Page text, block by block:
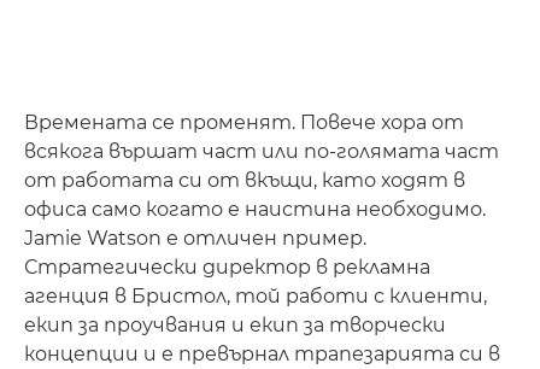
Времената се променят. Повече хора от
всякога вършат част или по-голямата част
от работата си от вкъщи, като ходят в
офиса само когато е наистина необходимо.
Jamie Watson е отличен пример.
Стратегически директор в рекламна
агенция в Бристол, той работи с клиенти,
екип за проучвания и екип за творчески
концепции и е превърнал трапезарията си в